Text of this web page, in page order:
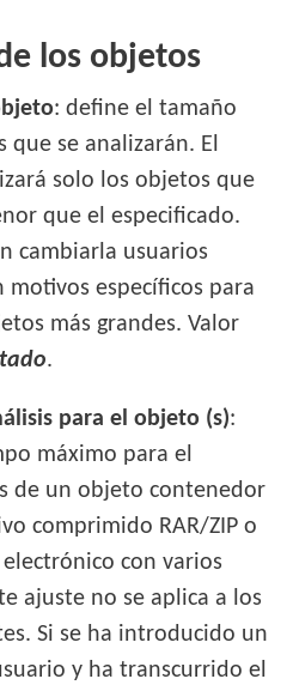
los objetos
: define el tamaño
que se analizarán. El
solo los objetos que
que el especificado.
cambiarla usuarios
motivos específicos para
más grandes. Valor
.
para el objeto (s):
máximo para el
de un objeto contenedor
comprimido RAR/ZIP o
con varios
ajuste no se aplica a los
Si se ha introducido un
y ha transcurrido el